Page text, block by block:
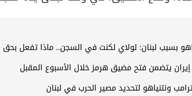
بسبب لبنان: لولاي لكنت في السجن.. ماذا تفعل بحق
يتضمن فتح مضيق هرمز خلال الأسبوع المقبل
ونتنياهو لتحديد مصير الحرب في لبنان